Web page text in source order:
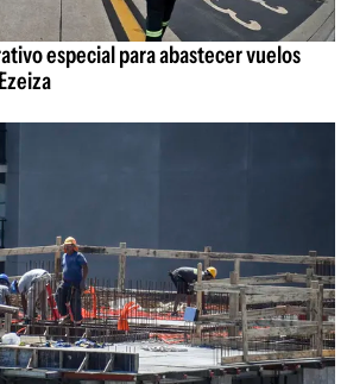
especial para abastecer vuelos